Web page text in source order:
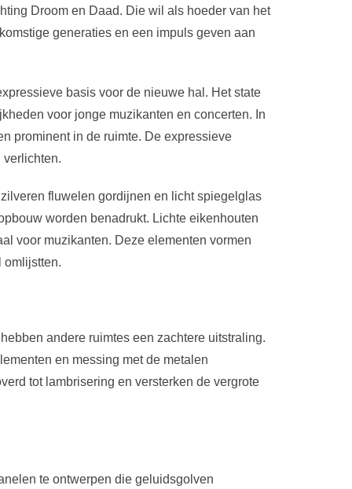
Droom en Daad. Die wil als hoeder van het
generaties en een impuls geven aan
basis voor de nieuwe hal. Het state
voor jonge muzikanten en concerten. In
prominent in de ruimte. De expressieve
fluwelen gordijnen en licht spiegelglas
worden benadrukt. Lichte eikenhouten
voor muzikanten. Deze elementen vormen
omlijstten.
andere ruimtes een zachtere uitstraling.
en messing met de metalen
tot lambrisering en versterken de vergrote
te ontwerpen die geluidsgolven